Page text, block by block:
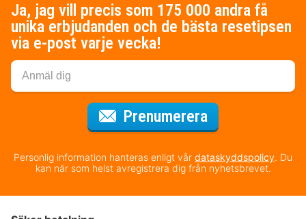
Ja, jag vill precis som 175 000 andra få
unika erbjudanden och de bästa resetipsen
via e-post varje vecka!
Prenumerera
Personlig information hanteras enligt vår dataskyddspolicy. Du
kan när som helst avregistrera dig från nyhetsbrevet.